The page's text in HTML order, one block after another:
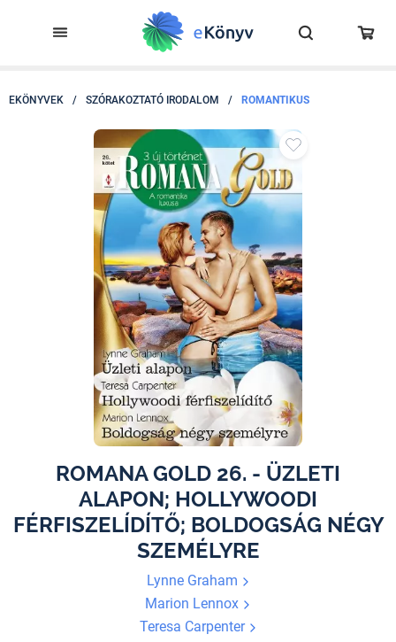
EKÖNYVEK / SZÓRAKOZTATÓ IRODALOM / ROMANTIKUS
ROMANA GOLD 26. - ÜZLETI
ALAPON; HOLLYWOODI
FÉRFISZELÍDÍTŐ; BOLDOGSÁG NÉGY
SZEMÉLYRE
Lynne Graham
Marion Lennox
Teresa Carpenter